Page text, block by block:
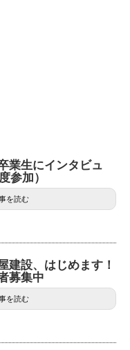
業生にインタビュ
参加）
を読む
建設、はじめます！
募集中
を読む